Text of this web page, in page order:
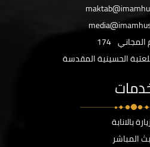
المجاني 174
الحسينية المقدسة
بالانابة
المباشر